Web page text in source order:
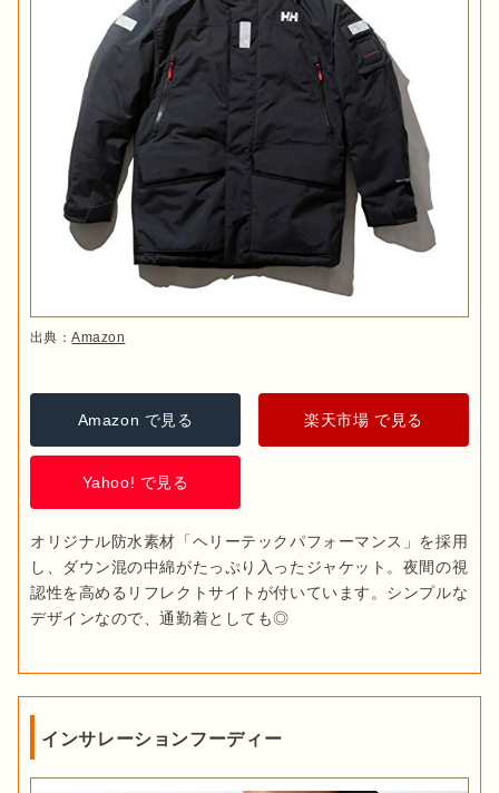
出典：Amazon
Amazon で見る 楽天市場 で見る
Yahoo! で見る
オリジナル防水素材「ヘリーテックパフォーマンス」を採用
し、ダウン混の中綿がたっぷり入ったジャケット。夜間の視
認性を高めるリフレクトサイトが付いています。シンプルな
デザインなので、通勤着としても◎
インサレーションフーディー